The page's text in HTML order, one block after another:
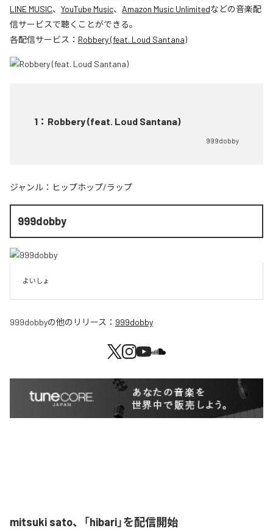
LINE MUSIC、 YouTube Music、 Amazon Music Unlimitedなどの音楽配
信サービスで聴くことができる。
各配信サービス： Robbery (feat. Loud Santana)
1 ： Robbery (feat. Loud Santana)
999dobby
ジャンル： ヒップホップ/ラップ
999dobby
よいしょ
999dobbyの他のリリース： 999dobby
mitsuki sato、「hibari」を配信開始